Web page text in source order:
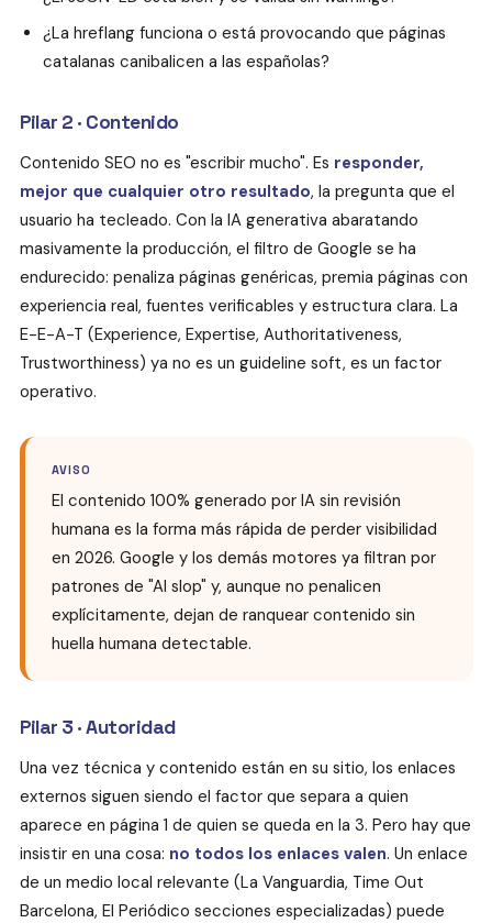
¿La hreflang funciona o está provocando que páginas
catalanas canibalicen a las españolas?
Pilar 2 · Contenido
Contenido SEO no es "escribir mucho". Es responder,
mejor que cualquier otro resultado, la pregunta que el
usuario ha tecleado. Con la IA generativa abaratando
masivamente la producción, el filtro de Google se ha
endurecido: penaliza páginas genéricas, premia páginas con
experiencia real, fuentes verificables y estructura clara. La
E-E-A-T (Experience, Expertise, Authoritativeness,
Trustworthiness) ya no es un guideline soft, es un factor
operativo.
AVISO
El contenido 100% generado por IA sin revisión
humana es la forma más rápida de perder visibilidad
en 2026. Google y los demás motores ya filtran por
patrones de "AI slop" y, aunque no penalicen
explícitamente, dejan de ranquear contenido sin
huella humana detectable.
Pilar 3 · Autoridad
Una vez técnica y contenido están en su sitio, los enlaces
externos siguen siendo el factor que separa a quien
aparece en página 1 de quien se queda en la 3. Pero hay que
insistir en una cosa: no todos los enlaces valen. Un enlace
de un medio local relevante (La Vanguardia, Time Out
Barcelona, El Periódico secciones especializadas) puede